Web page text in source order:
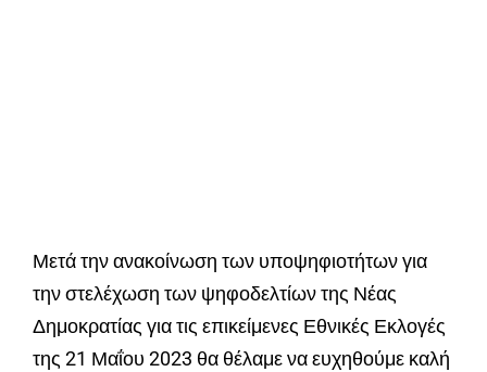
Μετά την ανακοίνωση των υποψηφιοτήτων για
την στελέχωση των ψηφοδελτίων της Νέας
Δημοκρατίας για τις επικείμενες Εθνικές Εκλογές
της 21 Μαΐου 2023 θα θέλαμε να ευχηθούμε καλή